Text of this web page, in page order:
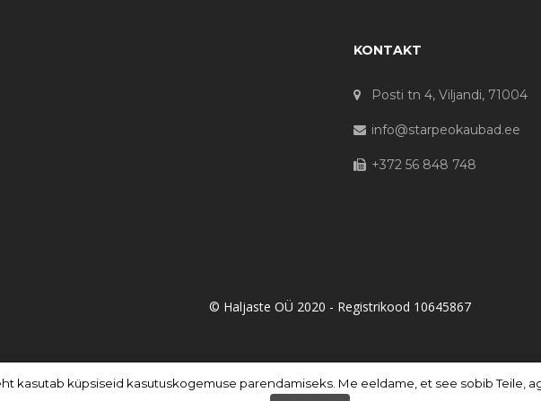
KONTAKT
Posti tn 4, Viljandi, 71004
info@starpeokaubad.ee
+372 56 848 748
© Haljaste OÜ 2020 - Registrikood 10645867
kasutab küpsiseid kasutuskogemuse parendamiseks. Me eeldame, et see sobib Teile,